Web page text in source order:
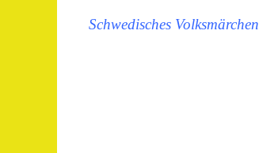
Schwedisches Volksmärchen